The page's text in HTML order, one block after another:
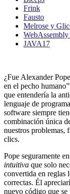
Frink
Fausto
Melrose y
WebAssembly
JAVA17
¿Fue Alexander
en el pecho
que entendería la
lenguaje de
software siempre
combinación única
nuestros problemas,
clics.
Pope seguramente
intuitiva que solo
convertida en reglas
correctas. Él
nuevo código que